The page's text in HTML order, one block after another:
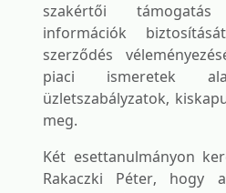
szakértői
információk
szerződés
piaci ismeretek
üzletszabályzatok,
meg.
Két esettanulmányon
Rakaczki Péter, hogy